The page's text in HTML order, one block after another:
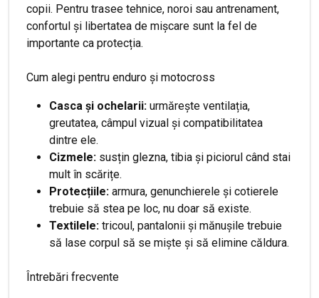
copii. Pentru trasee tehnice, noroi sau antrenament,
confortul și libertatea de mișcare sunt la fel de
importante ca protecția.
Cum alegi pentru enduro și motocross
Casca și ochelarii: urmărește ventilația,
greutatea, câmpul vizual și compatibilitatea
dintre ele.
Cizmele: susțin glezna, tibia și piciorul când stai
mult în scărițe.
Protecțiile: armura, genunchierele și cotierele
trebuie să stea pe loc, nu doar să existe.
Textilele: tricoul, pantalonii și mănușile trebuie
să lase corpul să se miște și să elimine căldura.
Întrebări frecvente